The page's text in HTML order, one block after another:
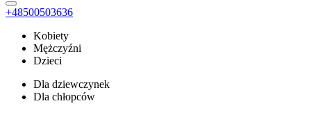
+48500503636
Kobiety
Mężczyźni
Dzieci
Dla dziewczynek
Dla chłopców